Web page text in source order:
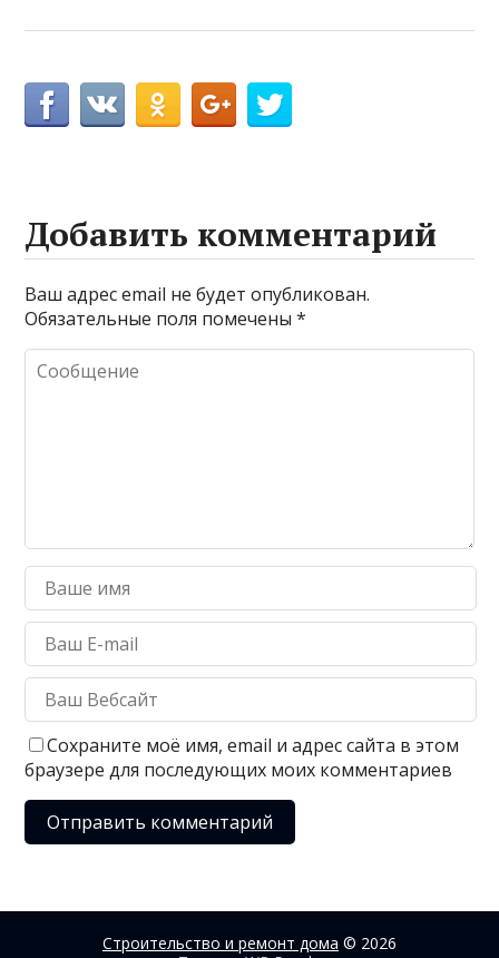
Добавить комментарий
Ваш адрес email не будет опубликован.
Обязательные поля помечены*
Сохраните моё имя, email и адрес сайта в этом
браузере для последующих моих комментариев
Строительство и ремонт дома © 2026